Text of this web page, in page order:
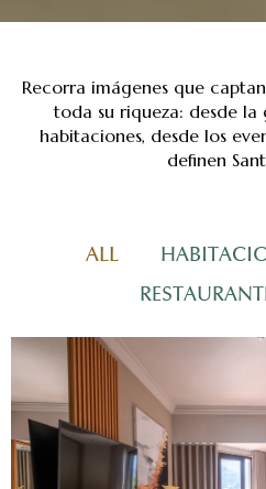
Recorra imágenes que
toda su riqueza: desde la
habitaciones, desde los
definen
ALL